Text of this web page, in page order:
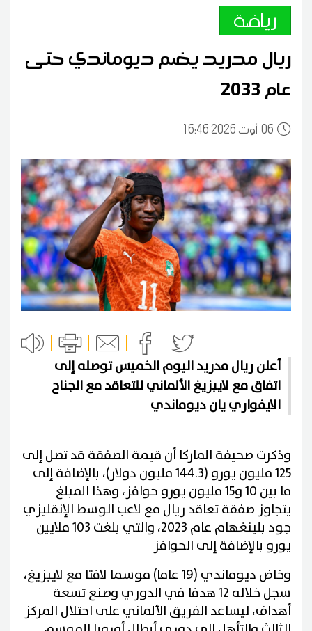
رياضة
ريال مدريد يضم ديوماندي حتى
عام 2033
0616:46 2026 أوت
أعلن ريال مدريد اليوم الخميس توصله إلى
اتفاق مع لايبزيغ ‌الألماني للتعاقد مع الجناح
الايفواري يان ديوماندي
وذكرت صحيفة الماركا أن قيمة الصفقة قد تصل إلى
125 مليون يورو (144.3 مليون دولار)، بالإضافة إلى
ما بين 10 و15 مليون يورو حوافز، وهذا المبلغ
يتجاوز صفقة تعاقد ريال مع لاعب الوسط الإنقليزي
جود بلينغهام عام 2023، والتي بلغت 103 ملايين
يورو بالإضافة إلى الحوافز
وخاض ديوماندي (19 عاما) موسما لافتا مع لايبزيغ،
سجل خلاله 12 هدفا في الدوري وصنع تسعة
أهداف، ليساعد الفريق الألماني على احتلال المركز